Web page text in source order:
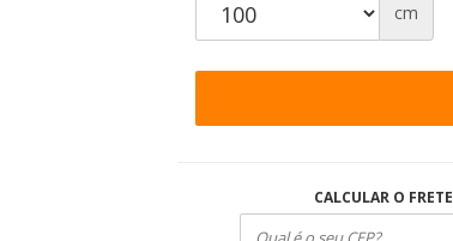
cm
CALCULAR O FRETE